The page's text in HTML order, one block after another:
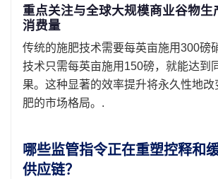
重点关注与全球大规模商业谷物生
消费量
传统的施肥技术需要每英亩施用300磅
技术只需每英亩施用150磅，就能达到
果。这种显著的效率提升将永久性地
肥的市场格局。.
哪些监管指令正在重塑控释和
供应链？